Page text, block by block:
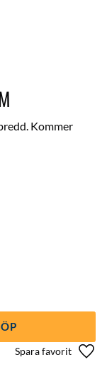
Kommer